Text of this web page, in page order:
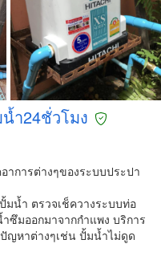
ำ24ชั่วโมง
าการต่างๆของระบบประปา
น้ำ ตรวจเช็ควางระบบท่อ
ซึมออกมาจากกำแพง บริการ
หาต่างๆเช่น ปั้มน้ำไม่ดูด